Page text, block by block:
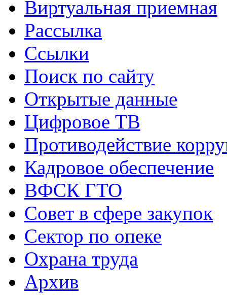
Виртуальная приемная
Рассылка
Ссылки
Поиск по сайту
Открытые данные
Цифровое ТВ
Противодействие
Кадровое обеспечение
ВФСК ГТО
Совет в сфере закупок
Сектор по опеке
Охрана труда
Архив